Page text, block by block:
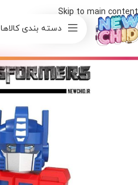
Skip to main content
دسته بندی کالاها